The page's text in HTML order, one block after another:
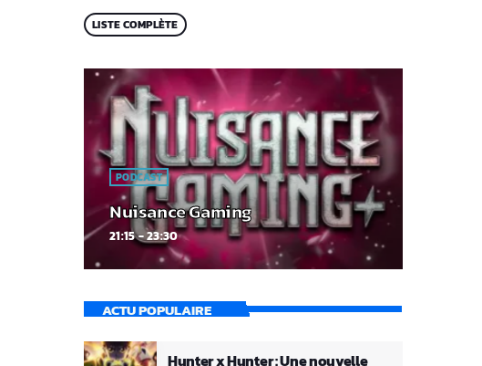
LISTE COMPLÈTE
PODCAST
Nuisance Gaming
21:15 - 23:30
ACTU POPULAIRE
Hunter x Hunter : Une nouvelle